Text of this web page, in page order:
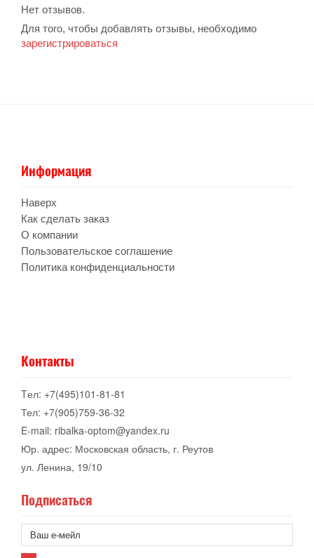
Нет отзывов.
Для того, чтобы добавлять отзывы, необходимо
зарегистрироваться
Информация
Наверх
Как сделать заказ
О компании
Пользовательское соглашение
Политика конфиденциальности
Контакты
Tел: +7(495)101-81-81
Тел: +7(905)759-36-32
E-mail: ribalka-optom@yandex.ru
Юр. адрес: Московская область, г. Реутов
ул. Ленина, 19/10
Подписаться